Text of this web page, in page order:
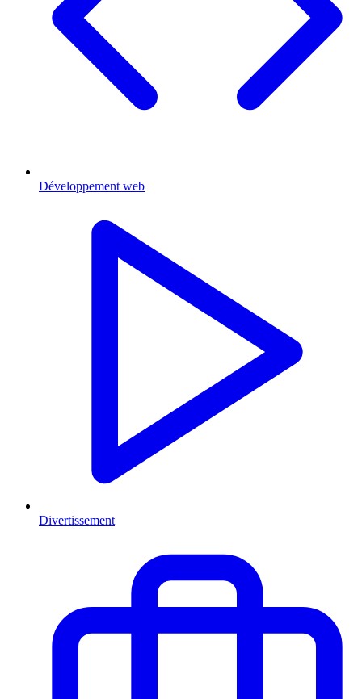
Développement web
Divertissement